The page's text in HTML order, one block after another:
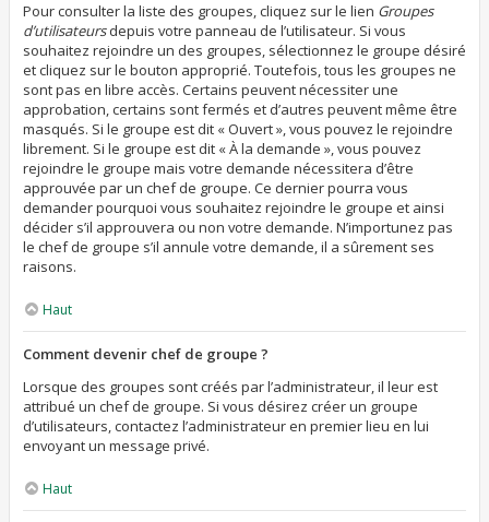
Pour consulter la liste des groupes, cliquez sur le lien Groupes
d’utilisateursdepuis votre panneau de l’utilisateur. Si vous
souhaitez rejoindre un des groupes, sélectionnez le groupe désiré
et cliquez sur le bouton approprié. Toutefois, tous les groupes ne
sont pas en libre accès. Certains peuvent nécessiter une
approbation, certains sont fermés et d’autres peuvent même être
masqués. Si le groupe est dit « Ouvert », vous pouvez le rejoindre
librement. Si le groupe est dit « À la demande », vous pouvez
rejoindre le groupe mais votre demande nécessitera d’être
approuvée par un chef de groupe. Ce dernier pourra vous
demander pourquoi vous souhaitez rejoindre le groupe et ainsi
décider s’il approuvera ou non votre demande. N’importunez pas
le chef de groupe s’il annule votre demande, il a sûrement ses
raisons.
Haut
Comment devenir chef de groupe ?
Lorsque des groupes sont créés par l’administrateur, il leur est
attribué un chef de groupe. Si vous désirez créer un groupe
d’utilisateurs, contactez l’administrateur en premier lieu en lui
envoyant un message privé.
Haut